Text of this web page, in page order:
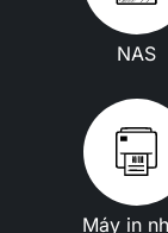
NAS
Máy in